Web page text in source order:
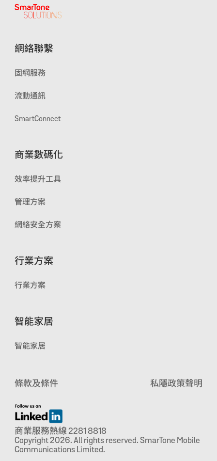
網絡聯繫
固網服務
流動通訊
SmartConnect
商業數碼化
效率提升工具
管理方案
網絡安全方案
行業方案
行業方案
智能家居
智能家居
商業服務熱線 2281 8818
Copyright 2026. All rights reserved. SmarTone Mobile
Communications Limited.
條款及條件 私隱政策聲明